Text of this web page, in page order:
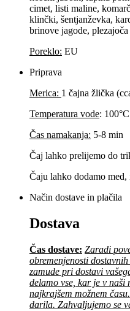
cimet, listi maline,
klinčki, šentjanževka,
brinove jagode, plezajoča
Poreklo: EU
Priprava
Merica: 1 čajna žlička
Temperatura vode: 100°C
Čas namakanja: 5-8 min
Čaj lahko prelijemo do
Čaju lahko dodamo
Način dostave in plačila
Dostava
Čas dostave: Zaradi
obremenjenosti
zamude pri dostavi
delamo vse, kar je v naši
najkrajšem možnem
darila. Zahvaljujemo se